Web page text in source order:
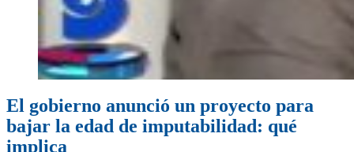
El gobierno anunció un proyecto para
bajar la edad de imputabilidad: qué
implica